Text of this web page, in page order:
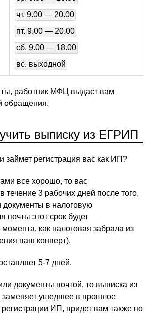
чт. 9.00 — 20.00
пт. 9.00 — 20.00
сб. 9.00 — 18.00
вс. выходной
работник МФЦ выдаст вам
обращения.
выписку из ЕГРИП
займет регистрация вас как ИП?
все хорошо, то вас
течение 3 рабочих дней после того,
документы в налоговую
почты этот срок будет
момента, как налоговая забрала из
ваш конверт).
5-7 дней.
документы почтой, то выписка из
заменяет ушедшее в прошлое
регистрации ИП, придет вам также по